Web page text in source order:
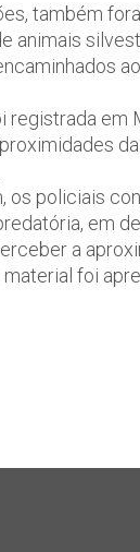
também
animais
registrada em
os policiais
em
a
foi